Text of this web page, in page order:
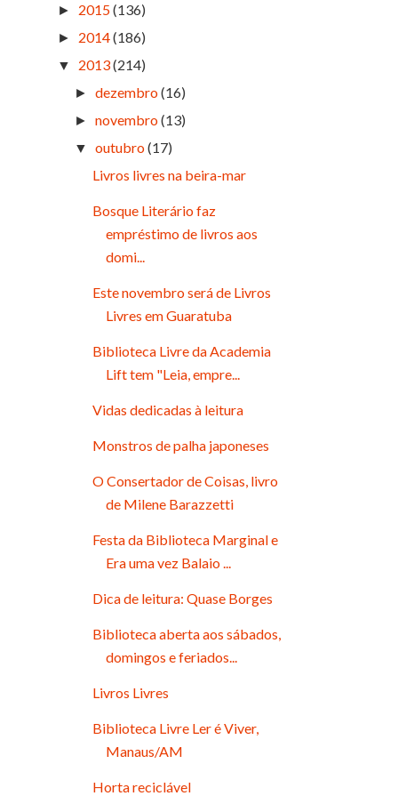
► 2015(136)
► 2014(186)
▼ 2013(214)
►dezembro(16)
►novembro(13)
▼ outubro(17)
Livros livres na beira-mar
Bosque Literário faz
empréstimo de livros aos
domi...
Este novembro será de Livros
Livres em Guaratuba
Biblioteca Livre da Academia
Lift tem "Leia, empre...
Vidas dedicadas à leitura
Monstros de palha japoneses
O Consertador de Coisas, livro
de Milene Barazzetti
Festa da Biblioteca Marginal e
Era uma vez Balaio ...
Dica de leitura: Quase Borges
Biblioteca aberta aos sábados,
domingos e feriados...
Livros Livres
Biblioteca Livre Ler é Viver,
Manaus/AM
Horta reciclável